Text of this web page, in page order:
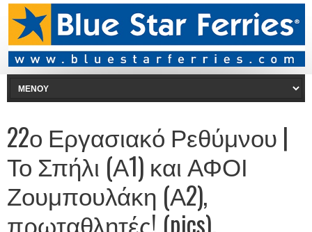
22ο Εργασιακό Ρεθύμνου |
Το Σπήλι (Α1) και ΑΦΟΙ
Ζουμπουλάκη (Α2),
πρωταθλητές! (pics).